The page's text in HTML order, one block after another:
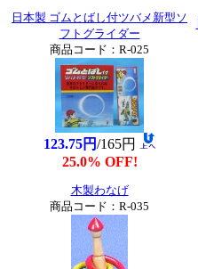
日本製 ゴムとばし付ツバメ新型ソ
フトグライダー
商品コード：R-025
123.75円/165円
25.0% OFF!
木製わなげ
商品コード：R-035